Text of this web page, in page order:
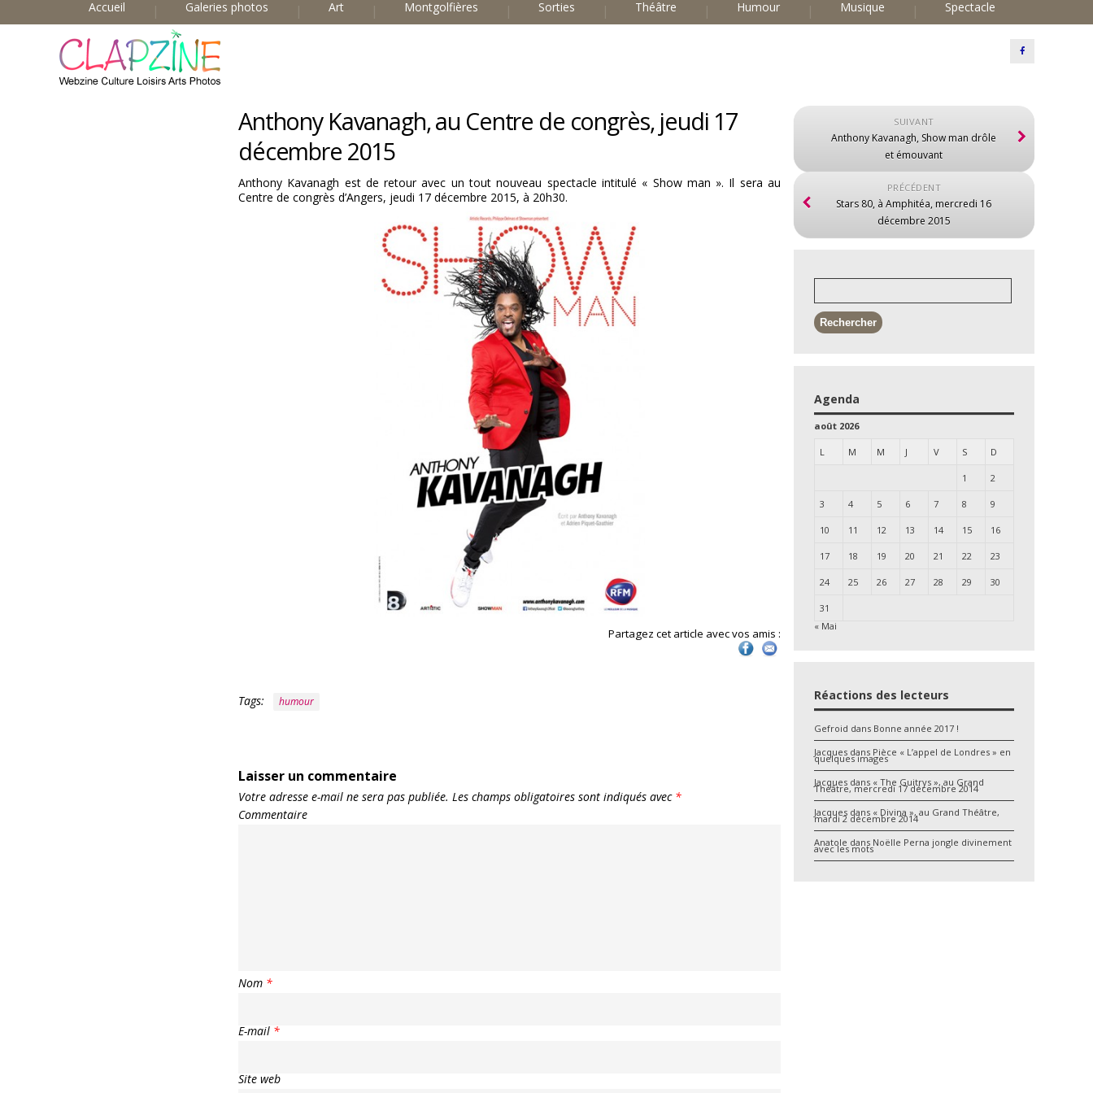
Accueil Galeries photos Art Montgolfières Sorties Théâtre Humour Musique Spectacle
Anthony Kavanagh, au Centre de congrès, jeudi 17
décembre 2015
Anthony Kavanagh est de retour avec un tout nouveau spectacle intitulé « Show man ». Il sera au
Centre de congrès d’Angers, jeudi 17 décembre 2015, à 20h30.
Partagez cet article avec vos amis :
Tags: humour
Laisser un commentaire
Votre adresse e-mail ne sera pas publiée. Les champs obligatoires sont indiqués avec *
Commentaire
Nom *
E-mail *
Site web
SUIVANT
Anthony Kavanagh, Show man drôle
et émouvant
PRÉCÉDENT
Stars 80, à Amphitéa, mercredi 16
décembre 2015
Agenda
août 2026
L M M J V S D
1 2
3 4 5 6 7 8 9
10 11 12 13 14 15 16
17 18 19 20 21 22 23
24 25 26 27 28 29 30
31
« Mai
Réactions des lecteurs
Gefroid dans Bonne année 2017 !
Jacquesdans Pièce « L’appel de Londres » en
quelques images
Jacquesdans « The Guitrys », au Grand
Théâtre, mercredi 17 décembre 2014
Jacquesdans « Divina », au Grand Théâtre,
mardi 2 décembre 2014
Anatole dans Noëlle Perna jongle divinement
avec les mots